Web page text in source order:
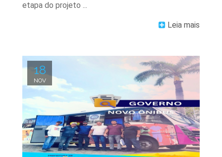
etapa do projeto ...
Leia mais
18
NOV